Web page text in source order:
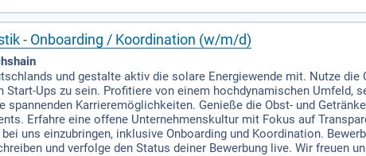
- Onboarding / Koordination (w/m/d)
und gestalte aktiv die solare Energiewende mit. Nutze die
Ups zu sein. Profitiere von einem hochdynamischen Umfeld,
Karrieremöglichkeiten. Genieße die Obst- und
Erfahre eine offene Unternehmenskultur mit Fokus auf
uns einzubringen, inklusive Onboarding und Koordination.
und verfolge den Status deiner Bewerbung live. Wir freuen